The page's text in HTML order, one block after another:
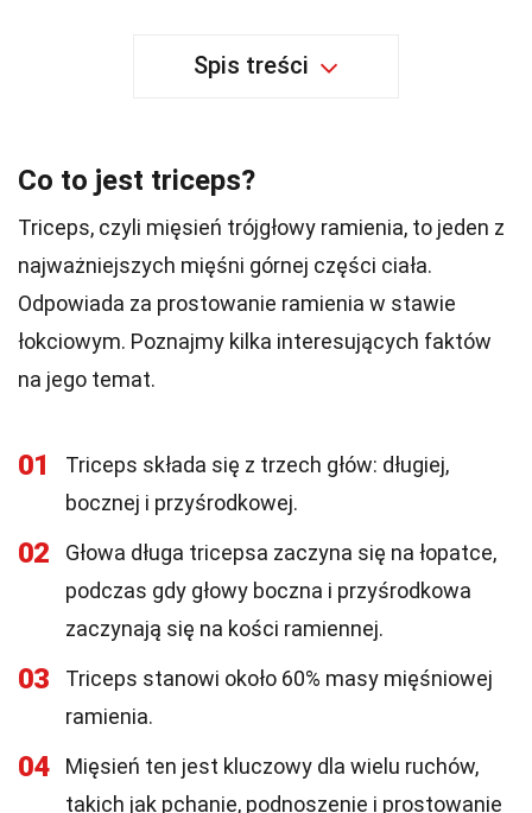
Spis treści
Co to jest triceps?
Triceps, czyli mięsień trójgłowy ramienia, to jeden z
najważniejszych mięśni górnej części ciała.
Odpowiada za prostowanie ramienia w stawie
łokciowym. Poznajmy kilka interesujących faktów
na jego temat.
01
Triceps składa się z trzech głów: długiej,
bocznej i przyśrodkowej.
02
Głowa długa tricepsa zaczyna się na łopatce,
podczas gdy głowy boczna i przyśrodkowa
zaczynają się na kości ramiennej.
03
Triceps stanowi około 60% masy mięśniowej
ramienia.
04
Mięsień ten jest kluczowy dla wielu ruchów,
takich jak pchanie, podnoszenie i prostowanie